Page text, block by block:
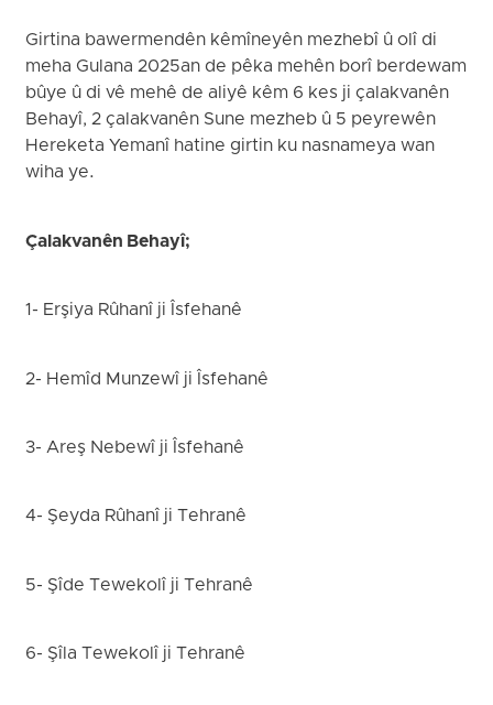
Girtina bawermendên kêmîneyên mezhebî û olî di
meha Gulana 2025an de pêka mehên borî berdewam
bûye û di vê mehê de aliyê kêm 6 kes ji çalakvanên
Behayî, 2 çalakvanên Sune mezheb û 5 peyrewên
Hereketa Yemanî hatine girtin ku nasnameya wan
wiha ye.
Çalakvanên Behayî;
1- Erşiya Rûhanî ji Îsfehanê
2- Hemîd Munzewî ji Îsfehanê
3- Areş Nebewî ji Îsfehanê
4- Şeyda Rûhanî ji Tehranê
5- Şîde Tewekolî ji Tehranê
6- Şîla Tewekolî ji Tehranê